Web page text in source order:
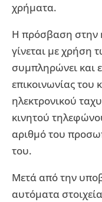
χρήματα.
Η πρόσβαση στην
γίνεται με χρήση
συμπληρώνει και
επικοινωνίας του
ηλεκτρονικού
κινητού
αριθμό του
του.
Μετά από την
αυτόματα